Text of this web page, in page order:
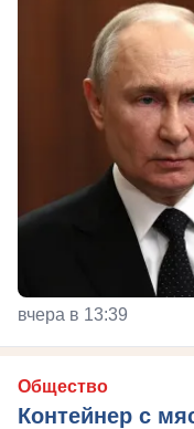
вчера в 13:39
Общество
Контейнер с